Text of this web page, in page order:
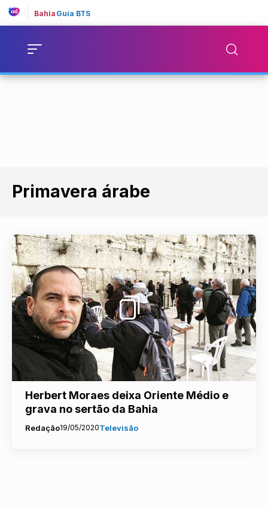
Bahia Guia BTS
Primavera árabe
1
Herbert Moraes deixa Oriente Médio e
grava no sertão da Bahia
Redação19/05/2020Televisão